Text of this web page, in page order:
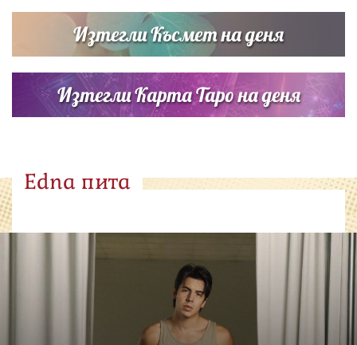
Изтегли Късмет на деня
Изтегли Карта Таро на деня
Edna пита